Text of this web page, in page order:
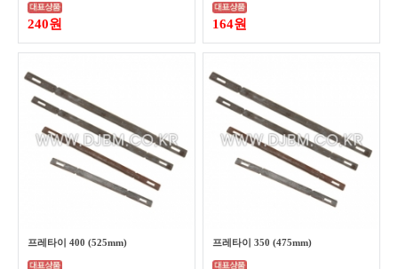
240원 164원
프레타이 400 (525mm) 프레타이 350 (475mm)